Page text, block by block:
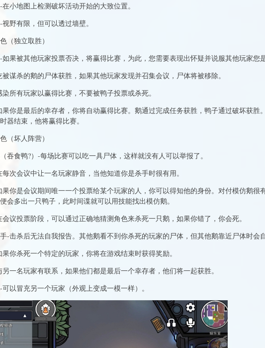
小地图上检测破坏活动开始的大致位置。
野有限，但可以透过墙壁。
（独立取胜）
如果被其他玩家投票否决，将赢得比赛，为此，您需要表现出怀疑并说服其他玩家您是
谋杀的鹅的尸体获胜，如果其他玩家发现并召集会议，尸体将被移除。
所有玩家以赢得比赛，不要被鸭子投票或杀死。
果你是最后的幸存者，你将自动赢得比赛。鹅通过完成任务获胜，鸭子通过破坏获
器结束，他将赢得比赛。
（坏人阵营）
吞食鸭?）-每场比赛可以吃一具尸体，这样就没有人可以举报了。
次会议中让一名玩家静音，当他知道你是杀手时很有用。
果你是会议期间唯一一个投票给某个玩家的人，你可以得知他的身份。对付模仿鹅
会多出一只鸭子，此时间谍就可以用技能找出模仿鹅。
议投票阶段，可以通过正确地猜测角色来杀死一只鹅，如果你错了，你会死。
-击杀后无法自我报告。其他鹅看不到你杀死的玩家的尸体，但其他鹅靠近尸体时会自
你杀死一个特定的玩家，你将在游戏结束时获得奖励。
一名玩家有联系，如果他们都是最后一个幸存者，他们将一起获胜。
以冒充另一个玩家（外观上变成一模一样）。